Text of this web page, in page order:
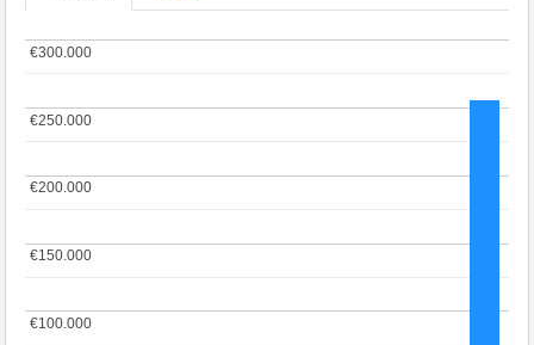
€100.000
€100.000
€150.000
€150.000
€200.000
€200.000
€250.000
€250.000
€300.000
€300.000